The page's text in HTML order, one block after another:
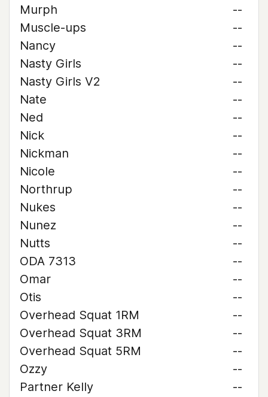
Murph
--
Muscle-ups
--
Nancy
--
Nasty Girls
--
Nasty Girls V2
--
Nate
--
Ned
--
Nick
--
Nickman
--
Nicole
--
Northrup
--
Nukes
--
Nunez
--
Nutts
--
ODA 7313
--
Omar
--
Otis
--
Overhead Squat 1RM
--
Overhead Squat 3RM
--
Overhead Squat 5RM
--
Ozzy
--
Partner Kelly
--